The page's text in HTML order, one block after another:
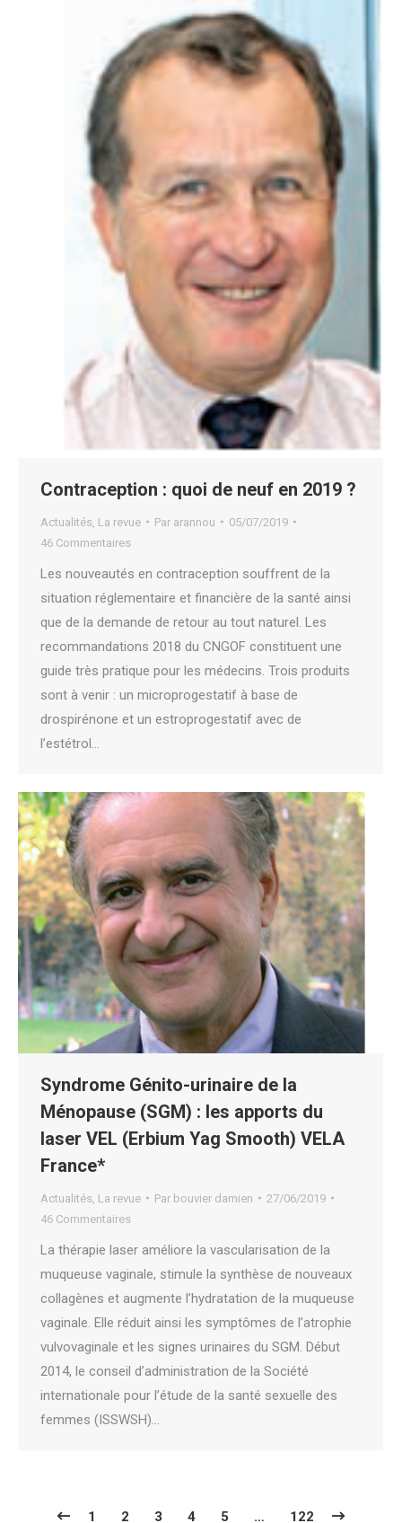
Contraception : quoi de neuf en 2019 ?
Actualités La revue Par arannou
05/07/2019
46 Commentaires
Les nouveautés en contraception souffrent de la
situation réglementaire et financière de la santé ainsi
que de la demande de retour au tout naturel. Les
recommandations 2018 du CNGOF constituent une
guide très pratique pour les médecins. Trois produits
sont à venir : un microprogestatif à base de
drospirénone et un estroprogestatif avec de
l’estétrol…
Syndrome Génito-urinaire de la
Ménopause (SGM) : les apports du
laser VEL (Erbium Yag Smooth) VELA
France*
Actualités La revue Par bouvier damien
27/06/2019
46 Commentaires
La thérapie laser améliore la vascularisation de la
muqueuse vaginale, stimule la synthèse de nouveaux
collagènes et augmente l’hydratation de la muqueuse
vaginale. Elle réduit ainsi les symptômes de l’atrophie
vulvovaginale et les signes urinaires du SGM. Début
2014, le conseil d’administration de la Société
internationale pour l’étude de la santé sexuelle des
femmes (ISSWSH)…
1 2 3 4 5 … 122